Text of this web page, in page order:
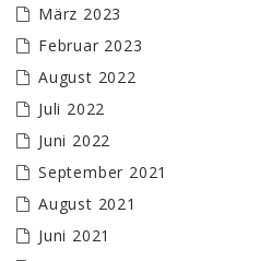
März 2023
Februar 2023
August 2022
Juli 2022
Juni 2022
September 2021
August 2021
Juni 2021